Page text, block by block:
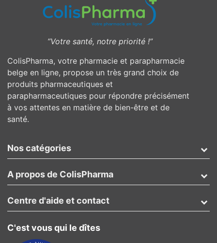
”Votre santé, notre priorité !”
ColisPharma, votre pharmacie et parapharmacie
belge en ligne, propose un très grand choix de
produits pharmaceutiques et
parapharmaceutiques pour répondre précisément
à vos attentes en matière de bien-être et de
santé.
Nos catégories
A propos de ColisPharma
C'est vous qui le dîtes
Centre d'aide et contact